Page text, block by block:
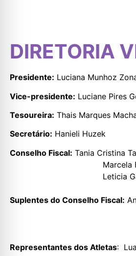
DIRETORIA
Presidente: Luciana Munhoz
Vice-presidente: Luciane Pires
Tesoureira: Thais Marques
Secretário: Hanieli Huzek
Conselho Fiscal: Tania Cristina
Marcela Felipe
Leticia Garcia
Suplentes do Conselho Fiscal:
Sirlene
Tania
Representantes dos Atletas: